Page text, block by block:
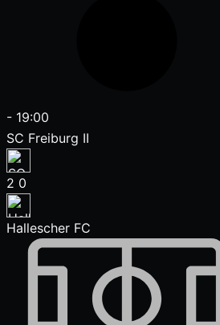
- 19:00
SC Freiburg II
2 0
Hallescher FC